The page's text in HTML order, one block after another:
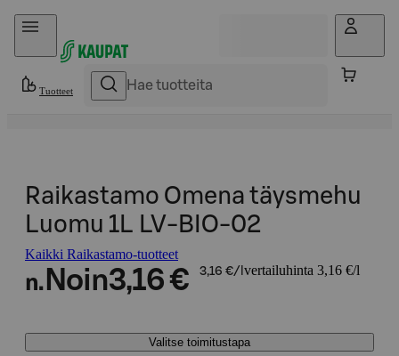
Hyppää sisältöön
Tuotteet
Raikastamo Omena täysmehu
Luomu 1L LV-BIO-02
Kaikki Raikastamo-tuotteet
n. Noin3,16 € 3,16 €/l vertailuhinta 3,16 €/l
Valitse toimitustapa